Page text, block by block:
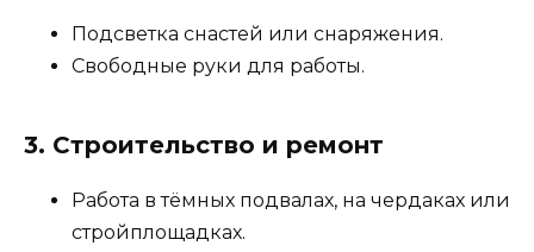
Подсветка снастей или снаряжения.
Свободные руки для работы.
3. Строительство и ремонт
Работа в тёмных подвалах, на чердаках или
стройплощадках.